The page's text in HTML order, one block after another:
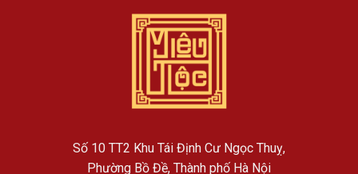
Số 10 TT2 Khu Tái Định Cư Ngọc Thuỵ,
Phường Bồ Đề, Thành phố Hà Nội